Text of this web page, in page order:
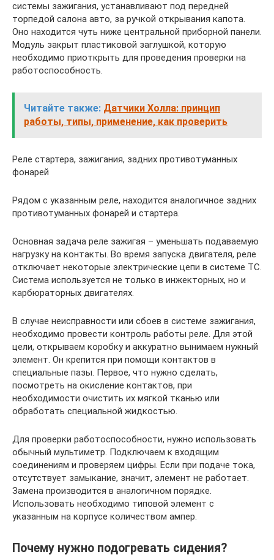
системы зажигания, устанавливают под передней
торпедой салона авто, за ручкой открывания капота.
Оно находится чуть ниже центральной приборной панели.
Модуль закрыт пластиковой заглушкой, которую
необходимо приоткрыть для проведения проверки на
работоспособность.
Читайте также: Датчики Холла: принцип
работы, типы, применение, как проверить
Реле стартера, зажигания, задних противотуманных
фонарей
Рядом с указанным реле, находится аналогичное задних
противотуманных фонарей и стартера.
Основная задача реле зажигая – уменьшать подаваемую
нагрузку на контакты. Во время запуска двигателя, реле
отключает некоторые электрические цепи в системе ТС.
Система используется не только в инжекторных, но и
карбюраторных двигателях.
В случае неисправности или сбоев в системе зажигания,
необходимо провести контроль работы реле. Для этой
цели, открываем коробку и аккуратно вынимаем нужный
элемент. Он крепится при помощи контактов в
специальные пазы. Первое, что нужно сделать,
посмотреть на окисление контактов, при
необходимости очистить их мягкой тканью или
обработать специальной жидкостью.
Для проверки работоспособности, нужно использовать
обычный мультиметр. Подключаем к входящим
соединениям и проверяем цифры. Если при подаче тока,
отсутствует замыкание, значит, элемент не работает.
Замена производится в аналогичном порядке.
Использовать необходимо типовой элемент с
указанным на корпусе количеством ампер.
Почему нужно подогревать сидения?